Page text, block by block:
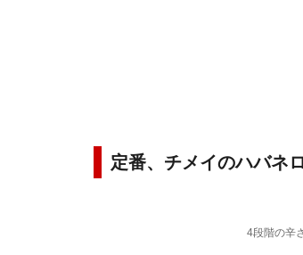
定番、チメイのハバネ
4段階の辛